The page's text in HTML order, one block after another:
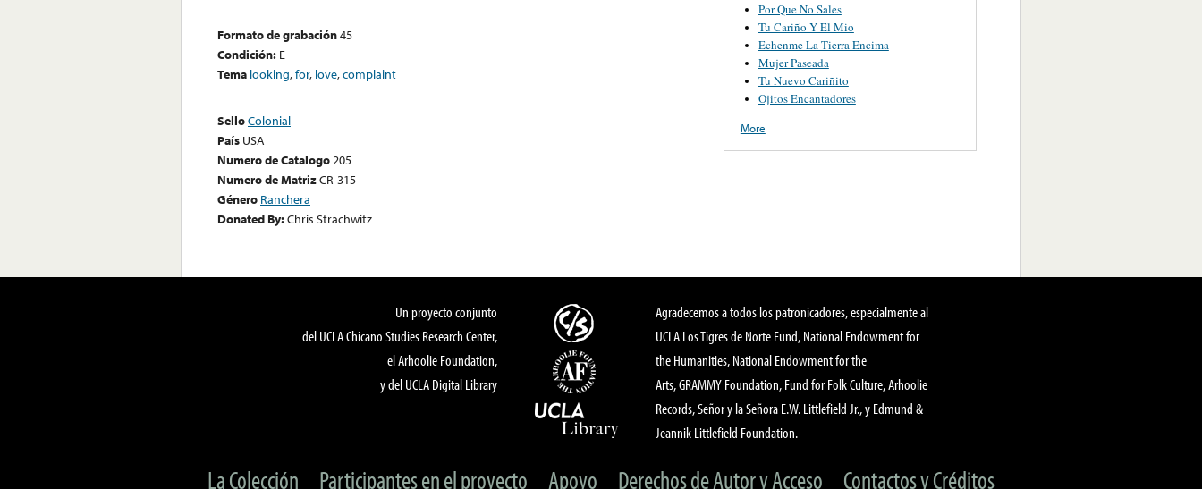
Formato de grabación45
Condición: E
Tema looking,for, love,complaint
SelloColonial
País USA
Numero de Catalogo205
Numero de MatrizCR-315
Género Ranchera
Donated By:Chris Strachwitz
Por Que No Sales
Tu Cariño Y El Mio
Echenme La Tierra Encima
Mujer Paseada
Tu Nuevo Cariñito
Ojitos Encantadores
More
Un proyecto conjunto
del UCLA Chicano Studies Research Center,
el Arhoolie Foundation,
y del UCLA Digital Library
Agradecemos a todos los patronicadores, especialmente al
UCLA Los Tigres de Norte Fund, National Endowment for
the Humanities, National Endowment for the
Arts, GRAMMY Foundation, Fund for Folk Culture, Arhoolie
Records, Señor y la Señora E.W. Littlefield Jr., y Edmund &
Jeannik Littlefield Foundation.
La Colección Participantes en el proyecto Apoyo Derechos de Autor y Acceso Contactos y Créditos